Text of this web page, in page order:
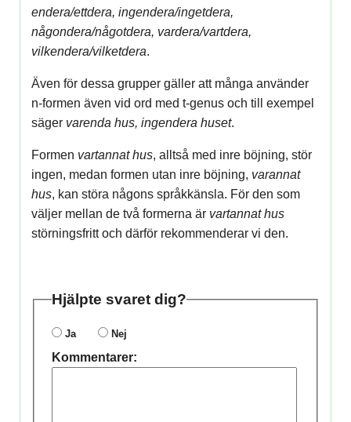
endera/ettdera, ingendera/ingetdera,
någondera/någotdera, vardera/vartdera,
vilkendera/vilketdera.
Även för dessa grupper gäller att många använder
n-formen även vid ord med t-genus och till exempel
säger varenda hus, ingendera huset.
Formen vartannat hus, alltså med inre böjning, stör
ingen, medan formen utan inre böjning, varannat
hus, kan störa någons språkkänsla. För den som
väljer mellan de två formerna är vartannat hus
störningsfritt och därför rekommenderar vi den.
Hjälpte svaret dig?
Ja Nej
Kommentarer: